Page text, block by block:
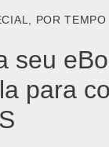
POR
seu
para